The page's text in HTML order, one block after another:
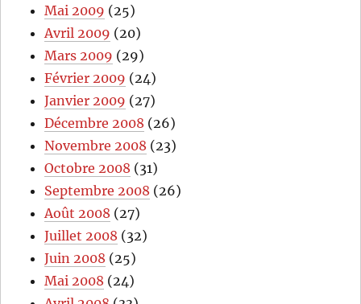
Mai 2009 (25)
Avril 2009 (20)
Mars 2009 (29)
Février 2009 (24)
Janvier 2009 (27)
Décembre 2008 (26)
Novembre 2008 (23)
Octobre 2008 (31)
Septembre 2008 (26)
Août 2008 (27)
Juillet 2008 (32)
Juin 2008 (25)
Mai 2008 (24)